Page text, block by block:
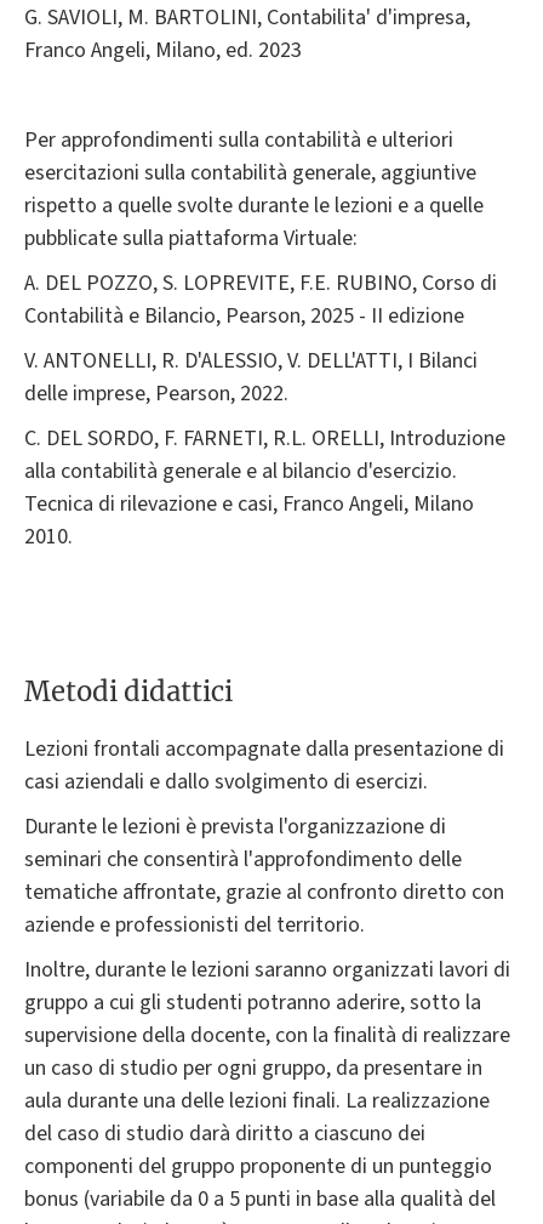
G. SAVIOLI, M. BARTOLINI, Contabilita' d'impresa,
Franco Angeli, Milano, ed. 2023
Per approfondimenti sulla contabilità e ulteriori
esercitazioni sulla contabilità generale, aggiuntive
rispetto a quelle svolte durante le lezioni e a quelle
pubblicate sulla piattaforma Virtuale:
A. DEL POZZO, S. LOPREVITE, F.E. RUBINO, Corso di
Contabilità e Bilancio, Pearson, 2025 - II edizione
V. ANTONELLI, R. D'ALESSIO, V. DELL'ATTI, I Bilanci
delle imprese, Pearson, 2022.
C. DEL SORDO, F. FARNETI, R.L. ORELLI, Introduzione
alla contabilità generale e al bilancio d'esercizio.
Tecnica di rilevazione e casi, Franco Angeli, Milano
2010.
Metodi didattici
Lezioni frontali accompagnate dalla presentazione di
casi aziendali e dallo svolgimento di esercizi.
Durante le lezioni è prevista l'organizzazione di
seminari che consentirà l'approfondimento delle
tematiche affrontate, grazie al confronto diretto con
aziende e professionisti del territorio.
Inoltre, durante le lezioni saranno organizzati lavori di
gruppo a cui gli studenti potranno aderire, sotto la
supervisione della docente, con la finalità di realizzare
un caso di studio per ogni gruppo, da presentare in
aula durante una delle lezioni finali. La realizzazione
del caso di studio darà diritto a ciascuno dei
componenti del gruppo proponente di un punteggio
bonus (variabile da 0 a 5 punti in base alla qualità del